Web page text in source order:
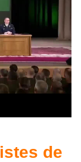
de